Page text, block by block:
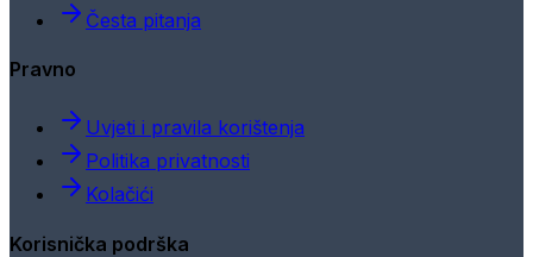
Česta pitanja
Pravno
Uvjeti i pravila korištenja
Politika privatnosti
Kolačići
Korisnička podrška